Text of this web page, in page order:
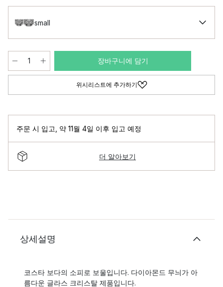
small
장바구니에 담기
위시리스트에 추가하기
주문 시 입고 약 11월 4일 이후 입고 예정
더 알아보기
상세설명
코스타 보다의 소피로 보울입니다. 다이아몬드 무늬가 아
름다운 글라스 크리스탈 제품입니다.